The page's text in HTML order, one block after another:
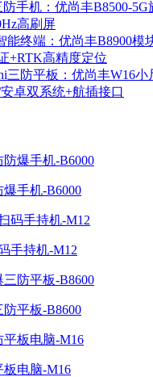
防手机：优尚丰B8500-
高刷屏
能终端：优尚丰B8900模
+RTK高精度定位
三防平板：优尚丰W16小
卓双系统+航插接口
爆手机-B6000
手持机-M12
防平板-B8600
板电脑-M16